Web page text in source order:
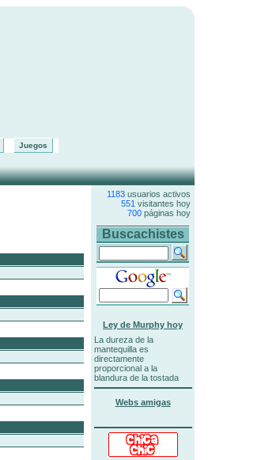
Juegos
1183 usuarios activos
551 visitantes hoy
700 páginas hoy
Buscachistes
Ley de Murphy hoy
La dureza de la
mantequilla es
directamente
proporcional a la
blandura de la tostada
Webs amigas